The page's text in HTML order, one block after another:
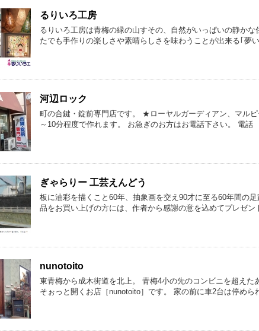
るりいろ工房
るりいろ工房は青梅の緑の山すその、自然がいっぱいの静か
たでも手作りの楽しさや素晴らしさを味わうことが出来る｢夢
河辺ロック
町の合鍵・錠前専門店です。 ★ローヤルガーディアン、マル
～10分程度で作れます。 お急ぎのお方はお電話下さい。 電話
ぎゃらりー 工芸えんどう
板に油彩を描くこと60年、抽象画を交え90才に至る60年間の
品をお買い上げの方には、作者から感謝の意を込めてプレゼン
nunotoito
東青梅から成木街道を北上。 青梅4小の先のコンビニを超えた
そぉっと開くお店［nunotoito］です。 家の前に車2台は停めら